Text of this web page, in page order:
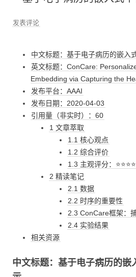
发表评论
中文标题：基于电子病历的嵌入
英文标题：ConCare:
Embedding via Capturing the
发布平台：AAAI
发布日期：2020-04-03
引用量（非实时）：60
1 文章萃取
1.1 核心观点
1.2 综合评价
1.3 主观评分：
2 精读笔记
2.1 数据
2.2 时序的重要性
2.3 ConCare框架：
2.4 实验结果
相关资源
中文标题：基于电子病历的嵌